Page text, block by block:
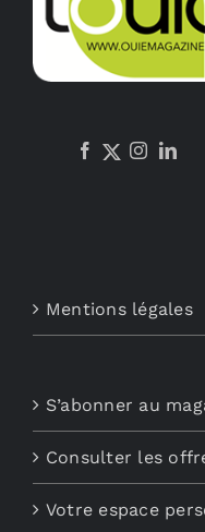
Mentions légales
S’abonner au
Consulter les
Votre espace